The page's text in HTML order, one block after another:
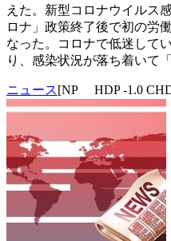
えた。新型コロナウイルス
ロナ」政策終了後で初の労
なった。コロナで低迷して
り、感染状況が落ち着いて
ニュース[NP HDP -1.0